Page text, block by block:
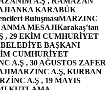
ANKA KARABÜK
BuluşmasıMARZINC
ANMA MESAJIKarakaş’tan
, 29 EKİM CUMHURİYET
BAŞKANI
CUMHURİYET
A.Ş , 30 AĞUSTOS ZAFER
MARZINC A.Ş, KURBAN
A.Ş , 19 MAYIS